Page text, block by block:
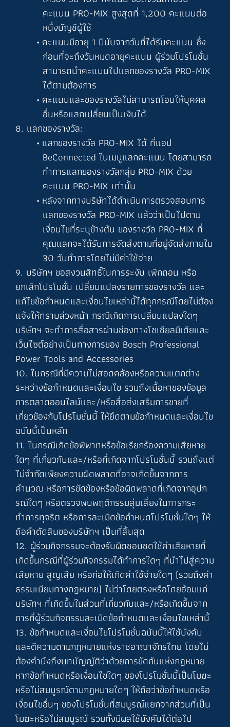
คะแนน PRO-MIX สูงสุดที่ 1,200 คะแนนต่อ
หนึ่งบัญชีผู้ใช้
คะแนนมีอายุ 1 ปีนับจากวันที่ได้รับคะแนน ซึ่ง
ก่อนที่จะถึงวันหมดอายุคะแนน ผู้ร่วมโปรโมชั่น
สามารถนำคะแนนไปแลกของรางวัล PRO-MIX
ได้ตามต้องการ
คะแนนและของรางวัลไม่สามารถโอนให้บุคคล
อื่นหรือแลกเปลี่ยนเป็นเงินได้
8. แลกของรางวัล:
แลกของรางวัล PRO-MIX ได้ ที่แอป
BeConnected ในเมนูแลกคะแนน โดยสามารถ
ทำการแลกของรางวัลกลุ่ม PRO-MIX ด้วย
คะแนน PRO-MIX เท่านั้น
หลังจากทางบริษัทได้ดำเนินการตรวจสอบการ
แลกของรางวัล PRO-MIX แล้วว่าเป็นไปตาม
เงื่อนไขที่ระบุข้างต้น ของรางวัล PRO-MIX ที่
คุณแลกจะได้รับการจัดส่งตามที่อยู่จัดส่งภายใน
30 วันทำการโดยไม่มีค่าใช้จ่าย
9. บริษัทฯ ขอสงวนสิทธิ์ในการระงับ เพิกถอน หรือ
ยกเลิกโปรโมชั่น เปลี่ยนแปลงรายการของรางวัล และ
แก้ไขข้อกำหนดและเงื่อนไขเหล่านี้ได้ทุกกรณีโดยไม่ต้อง
แจ้งให้ทราบล่วงหน้า กรณีเกิดการเปลี่ยนแปลงใดๆ
บริษัทฯ จะทำการสื่อสารผ่านช่องทางโซเชียลมีเดียและ
เว็บไซต์อย่างเป็นทางการของ Bosch Professional
Power Tools and Accessories
10. ในกรณีที่มีความไม่สอดคล้องหรือความแตกต่าง
ระหว่างข้อกำหนดและเงื่อนไข รวมถึงเนื้อหาของข้อมูล
การตลาดออนไลน์และ/หรือสื่อส่งเสริมการขายที่
เกี่ยวข้องกับโปรโมชั่นนี้ ให้ยึดตามข้อกำหนดและเงื่อนไข
ฉบับนี้เป็นหลัก
11. ในกรณีเกิดข้อพิพาทหรือข้อเรียกร้องความเสียหาย
ใดๆ ที่เกี่ยวกับและ/หรือที่เกิดจากโปรโมชั่นนี้ รวมถึงแต่
ไม่จำกัดเพียงความผิดพลาดที่อาจเกิดขึ้นจากการ
คำนวณ หรือการขัดข้องหรือข้อผิดพลาดที่เกิดจากอุปก
รณ์ใดๆ หรือตรวจพบพฤติกรรมสุ่มเสี่ยงในการกระ
ทำการทุจริต หรือการละเมิดข้อกำหนดโปรโมชั่นใดๆ ให้
ถือคำตัดสินของบริษัทฯ เป็นที่สิ้นสุด
12. ผู้ร่วมกิจกรรมจะต้องรับผิดชอบชดใช้ค่าเสียหายที่
เกิดขึ้นกรณีที่ผู้ร่วมกิจกรรมได้ทำการใดๆ ที่นำไปสู่ความ
เสียหาย สูญเสีย หรือก่อให้เกิดค่าใช้จ่ายใดๆ (รวมถึงค่า
ธรรมเนียมทางกฎหมาย) ไม่ว่าโดยตรงหรือโดยอ้อมแก่
บริษัทฯ ที่เกิดขึ้นในส่วนที่เกี่ยวกับและ/หรือเกิดขึ้นจาก
การที่ผู้ร่วมกิจกรรมละเมิดข้อกำหนดและเงื่อนไขเหล่านี้
13. ข้อกำหนดและเงื่อนไขโปรโมชั่นฉบับนี้ให้ใช้บังคับ
และตีความตามกฎหมายแห่งราชอาณาจักรไทย โดยไม่
ต้องคำนึงถึงบทบัญญัติว่าด้วยการขัดกันแห่งกฎหมาย
หากข้อกำหนดหรือเงื่อนไขใดๆ ของโปรโมชั่นนี้เป็นโมฆะ
หรือไม่สมบูรณ์ตามกฎหมายใดๆ ให้ถือว่าข้อกำหนดหรือ
เงื่อนไขอื่นๆ ของโปรโมชั่นที่สมบูรณ์แยกจากส่วนที่เป็น
โมฆะหรือไม่สมบูรณ์ รวมทั้งมีผลใช้บังคับได้ต่อไป